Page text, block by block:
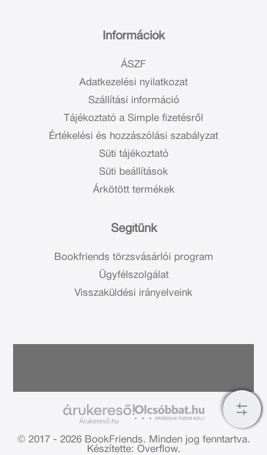
Információk
ÁSZF
Adatkezelési nyilatkozat
Szállítási információ
Tájékoztató a Simple fizetésről
Értékelési és hozzászólási szabályzat
Süti tájékoztató
Süti beállítások
Árkötött termékek
Segítünk
Bookfriends törzsvásárlói program
Ügyfélszolgálat
Visszaküldési irányelveink
Árukereső.hu
© 2017 - 2026 BookFriends. Minden jog fenntartva.
Készítette: Overflow.